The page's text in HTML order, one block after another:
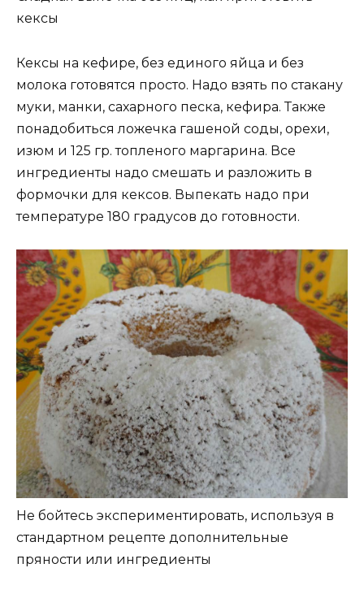
кексы
Кексы на кефире, без единого яйца и без
молока готовятся просто. Надо взять по стакану
муки, манки, сахарного песка, кефира. Также
понадобиться ложечка гашеной соды, орехи,
изюм и 125 гр. топленого маргарина. Все
ингредиенты надо смешать и разложить в
формочки для кексов. Выпекать надо при
температуре 180 градусов до готовности.
Не бойтесь экспериментировать, используя в
стандартном рецепте дополнительные
пряности или ингредиенты